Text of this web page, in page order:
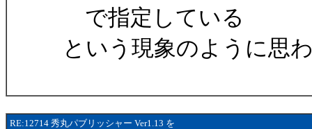
で指定している
という現象のように思
RE:12714 秀丸パブリッシャー Ver1.13 を